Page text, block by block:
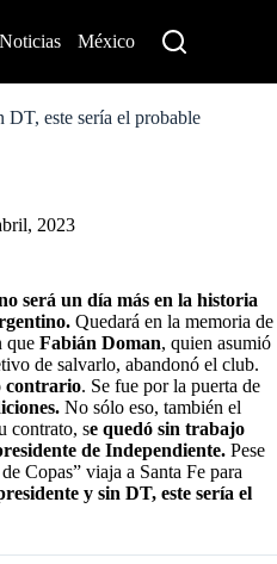
Noticias México
DT, este sería el probable
2023
será un día más en la historia
Quedará en la memoria de
que Fabián Doman, quien asumió
de salvarlo, abandonó el club.
contrario. Se fue por la puerta de
No sólo eso, también el
contrato, se quedó sin trabajo
de Independiente. Pese
Copas” viaja a Santa Fe para
y sin DT, este sería el